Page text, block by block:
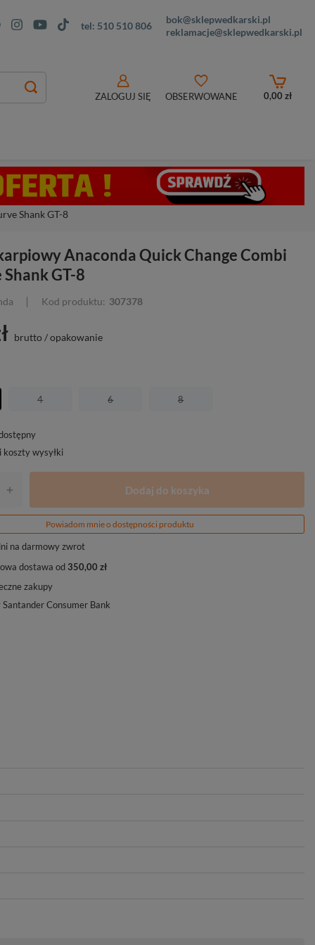
tel: 510 510 806
bok@sklepwedkarski.pl
reklamacje@sklepwedkarski.pl
ZALOGUJ SIĘ OBSERWOWANE 0,00 zł
Shank GT-8
Anaconda Quick Change Combi
Shank GT-8
Kod produktu: 307378
brutto /opakowanie
4 6 8
koszty wysyłki
+ Dodaj do koszyka
Powiadom mnie o dostępności produktu
na darmowy zwrot
dostawa od 350,00 zł
zakupy
Santander Consumer Bank